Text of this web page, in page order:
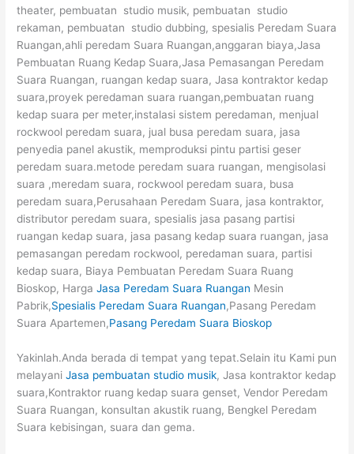
theater, pembuatan studio musik, pembuatan studio
rekaman, pembuatan studio dubbing, spesialis Peredam Suara
Ruangan,ahli peredam Suara Ruangan,anggaran biaya,Jasa
Pembuatan Ruang Kedap Suara,Jasa Pemasangan Peredam
Suara Ruangan, ruangan kedap suara, Jasa kontraktor kedap
suara,proyek peredaman suara ruangan,pembuatan ruang
kedap suara per meter,instalasi sistem peredaman, menjual
rockwool peredam suara, jual busa peredam suara, jasa
penyedia panel akustik, memproduksi pintu partisi geser
peredam suara.metode peredam suara ruangan, mengisolasi
suara ,meredam suara, rockwool peredam suara, busa
peredam suara,Perusahaan Peredam Suara, jasa kontraktor,
distributor peredam suara, spesialis jasa pasang partisi
ruangan kedap suara, jasa pasang kedap suara ruangan, jasa
pemasangan peredam rockwool, peredaman suara, partisi
kedap suara, Biaya Pembuatan Peredam Suara Ruang
Bioskop, HargaJasa Peredam Suara Ruangan Mesin
Pabrik,Spesialis Peredam Suara Ruangan,Pasang Peredam
Suara Apartemen,Pasang Peredam Suara Bioskop
Yakinlah.Anda berada di tempat yang tepat.Selain itu Kami pun
melayaniJasa pembuatan studio musik, Jasa kontraktor kedap
suara,Kontraktor ruang kedap suara genset, Vendor Peredam
Suara Ruangan, konsultan akustik ruang, Bengkel Peredam
Suara kebisingan, suara dan gema.